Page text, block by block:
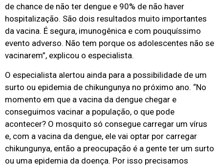
de chance de não ter dengue e 90% de não haver
hospitalização. São dois resultados muito importantes
da vacina. É segura, imunogênica e com pouquíssimo
evento adverso. Não tem porque os adolescentes não se
vacinarem”, explicou o especialista.
O especialista alertou ainda para a possibilidade de um
surto ou epidemia de chikungunya no próximo ano. “No
momento em que a vacina da dengue chegar e
conseguimos vacinar a população, o que pode
acontecer? O mosquito só consegue carregar um vírus
e, com a vacina da dengue, ele vai optar por carregar
chikungunya, então a preocupação é a gente ter um surto
ou uma epidemia da doença. Por isso precisamos